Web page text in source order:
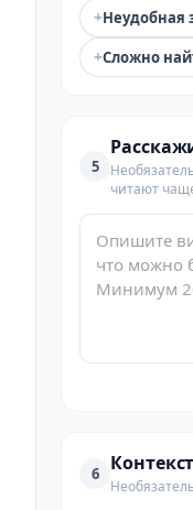
+Неудобная
+Сложно
5
читают
6